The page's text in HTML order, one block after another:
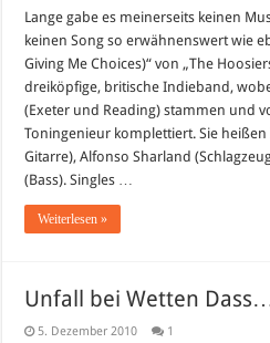
Lange gabe es meinerseits keinen
keinen Song so erwähnenswert wie
Giving Me Choices)“ von „The
dreiköpfige, britische Indieband,
(Exeter und Reading) stammen und
Toningenieur komplettiert. Sie heißen
Gitarre), Alfonso Sharland
(Bass). Singles …
Weiterlesen »
Unfall bei Wetten
5. Dezember 2010 1